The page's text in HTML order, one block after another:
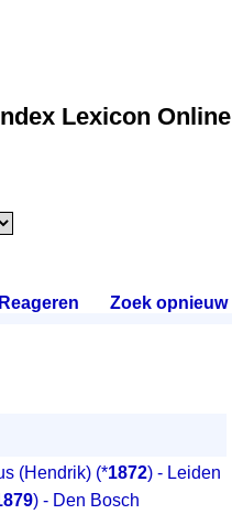
Lexicon Online
Reageren Zoek opnieuw.
(Hendrik) (*1872) - Leiden
) - Den Bosch